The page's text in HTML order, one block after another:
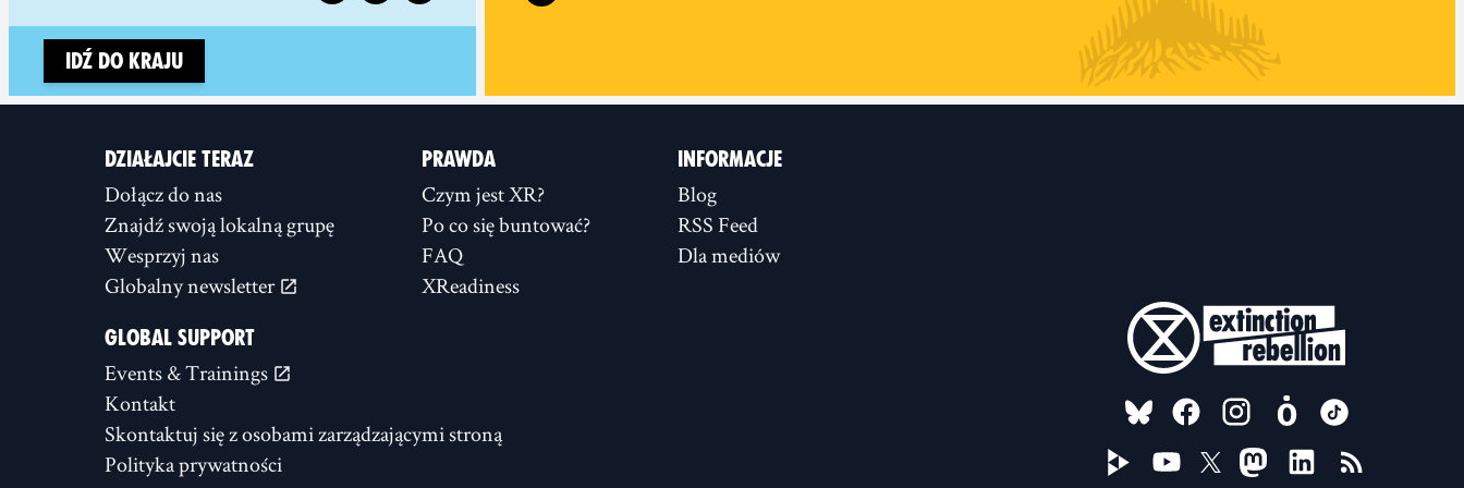
Idź do kraju
DZIAŁAJCIE TERAZ
Dołącz do nas
Znajdź swoją lokalną grupę
Wesprzyj nas
Globalny newsletter
PRAWDA
Czym jest XR?
Po co się buntować?
FAQ
XReadiness
INFORMACJE
Blog
RSS Feed
Dla mediów
GLOBAL SUPPORT
Events & Trainings
Kontakt
Skontaktuj się z osobami zarządzającymi stroną
Polityka prywatności
FOLLOW US ON